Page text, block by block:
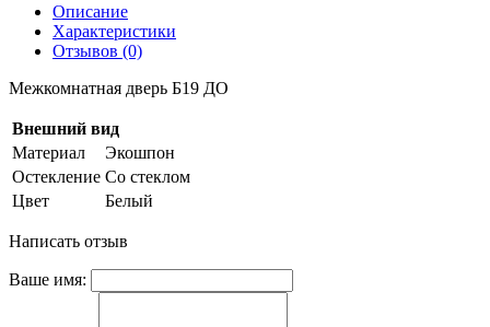
Описание
Характеристики
Отзывов (0)
Межкомнатная дверь Б19 ДО
Внешний вид
Материал
Экошпон
Остекление Со стеклом
Цвет
Белый
Написать отзыв
Ваше имя: